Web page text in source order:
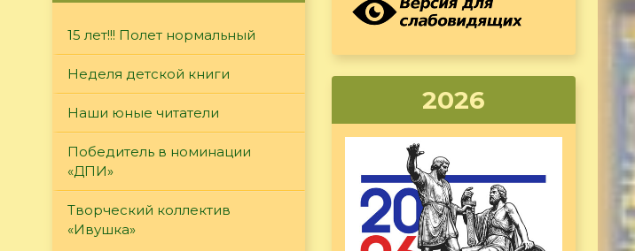
15 лет!!! Полет нормальный
Неделя детской книги
Наши юные читатели
Победитель в номинации
«ДПИ»
Творческий коллектив
«Ивушка»
2026